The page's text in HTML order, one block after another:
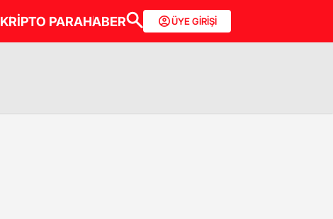
KRİPTO PARAHABER ÜYE GİRİŞİ